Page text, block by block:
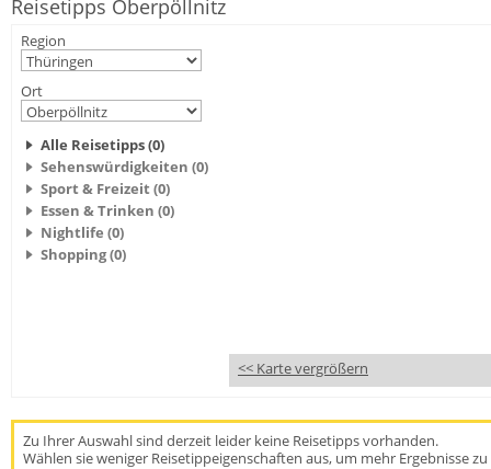
Reisetipps Oberpöllnitz
Region
Ort
Alle Reisetipps (0)
Sehenswürdigkeiten (0)
Sport & Freizeit (0)
Essen & Trinken (0)
Nightlife (0)
Shopping (0)
<< Karte vergrößern
Zu Ihrer Auswahl sind derzeit leider keine Reisetipps vorhanden.
Wählen sie weniger Reisetippeigenschaften aus, um mehr Ergebnisse